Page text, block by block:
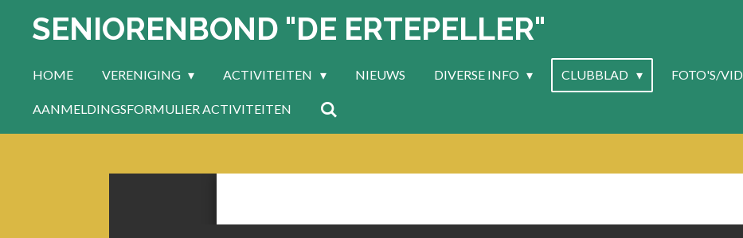
direct
hoofdinhoud
SENIORENBOND "DE ERTEPELLER"
HOME VERENIGING ACTIVITEITEN NIEUWS DIVERSE INFO CLUBBLAD FOTO'S/
AANMELDINGSFORMULIER ACTIVITEITEN